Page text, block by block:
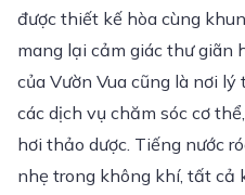
được thiết kế hòa cùng
mang lại cảm giác thư giãn
của Vườn Vua cũng là nơi
các dịch vụ chăm sóc cơ
hơi thảo dược. Tiếng nước
nhẹ trong không khí, tất cả